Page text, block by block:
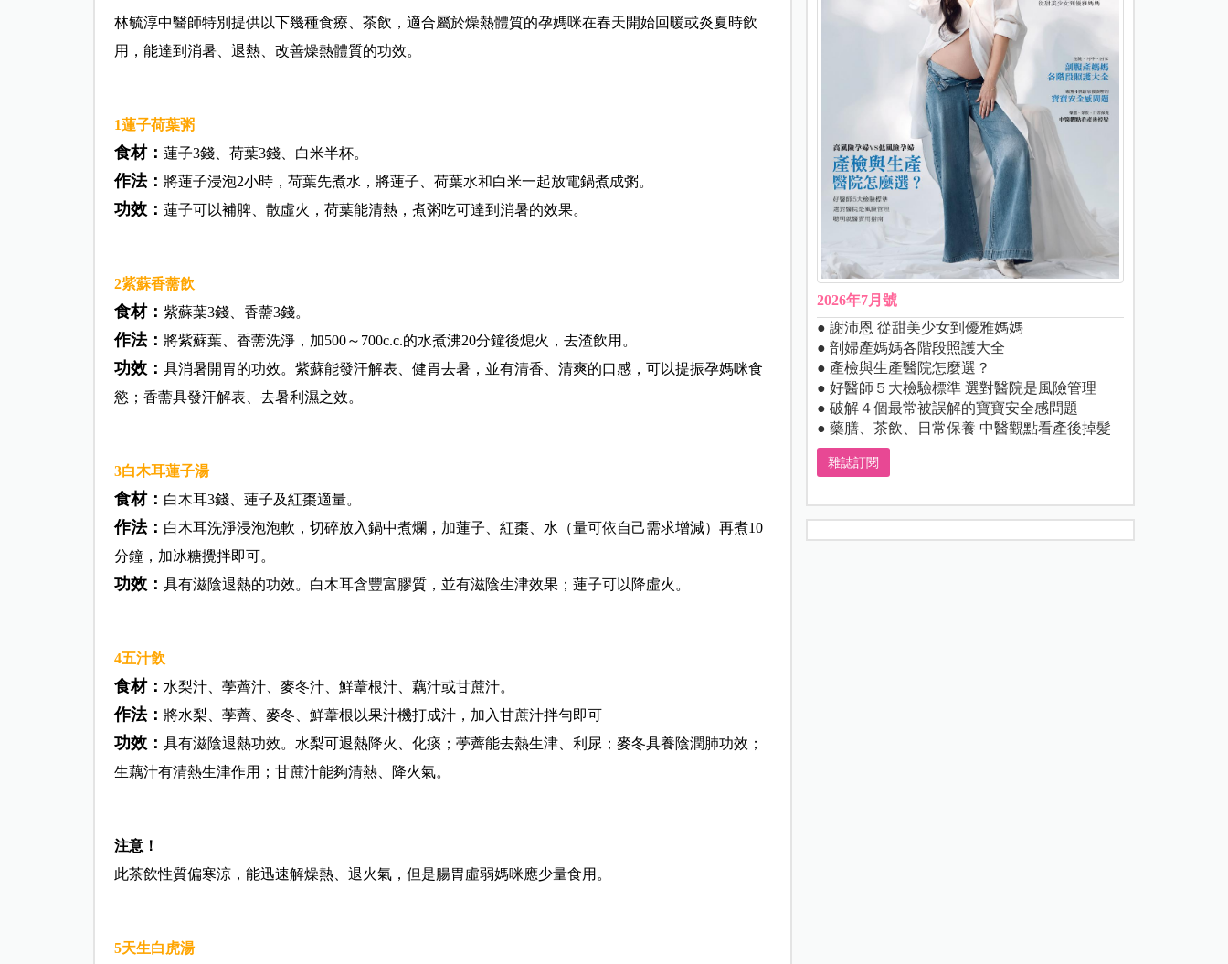
林毓淳中醫師特別提供以下幾種食療、茶飲，適合屬於燥熱體質的孕媽咪在春天開始回暖或炎夏時飲
用，能達到消暑、退熱、改善燥熱體質的功效。
1蓮子荷葉粥
食材： 蓮子3錢、荷葉3錢、白米半杯。
作法： 將蓮子浸泡2小時，荷葉先煮水，將蓮子、荷葉水和白米一起放電鍋煮成粥。
功效： 蓮子可以補脾、散虛火，荷葉能清熱，煮粥吃可達到消暑的效果。
2紫蘇香薷飲
食材： 紫蘇葉3錢、香薷3錢。
作法： 將紫蘇葉、香薷洗淨，加500～700c.c.的水煮沸20分鐘後熄火，去渣飲用。
功效： 具消暑開胃的功效。紫蘇能發汗解表、健胃去暑，並有清香、清爽的口感，可以提振孕媽咪食
慾；香薷具發汗解表、去暑利濕之效。
3白木耳蓮子湯
食材： 白木耳3錢、蓮子及紅棗適量。
作法： 白木耳洗淨浸泡泡軟，切碎放入鍋中煮爛，加蓮子、紅棗、水（量可依自己需求增減）再煮10
分鐘，加冰糖攪拌即可。
功效： 具有滋陰退熱的功效。白木耳含豐富膠質，並有滋陰生津效果；蓮子可以降虛火。
4五汁飲
食材： 水梨汁、荸薺汁、麥冬汁、鮮葦根汁、藕汁或甘蔗汁。
作法： 將水梨、荸薺、麥冬、鮮葦根以果汁機打成汁，加入甘蔗汁拌勻即可
功效： 具有滋陰退熱功效。水梨可退熱降火、化痰；荸薺能去熱生津、利尿；麥冬具養陰潤肺功效；
生藕汁有清熱生津作用；甘蔗汁能夠清熱、降火氣。
注意！
此茶飲性質偏寒涼，能迅速解燥熱、退火氣，但是腸胃虛弱媽咪應少量食用。
5天生白虎湯
2026年7月號
● 謝沛恩 從甜美少女到優雅媽媽
● 剖婦產媽媽各階段照護大全
● 產檢與生產醫院怎麼選？
● 好醫師５大檢驗標準 選對醫院是風險管理
● 破解４個最常被誤解的寶寶安全感問題
● 藥膳、茶飲、日常保養 中醫觀點看產後掉髮
雜誌訂閱